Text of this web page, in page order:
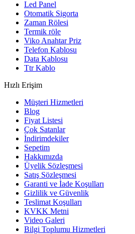
Led Panel
Otomatik Sigorta
Zaman Rölesi
Termik röle
Viko Anahtar Priz
Telefon Kablosu
Data Kablosu
Ttr Kablo
Hızlı Erişim
Müşteri Hizmetleri
Blog
Fiyat Listesi
Çok Satanlar
İndirimdekiler
Sepetim
Hakkımızda
Üyelik Sözleşmesi
Satış Sözleşmesi
Garanti ve İade Koşulları
Gizlilik ve Güvenlik
Teslimat Koşulları
KVKK Metni
Video Galeri
Bilgi Toplumu Hizmetleri